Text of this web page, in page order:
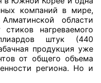
компаний в мире,
области
нагреваемого
штук (440
продукция уже
от общего объема
региона. Но и